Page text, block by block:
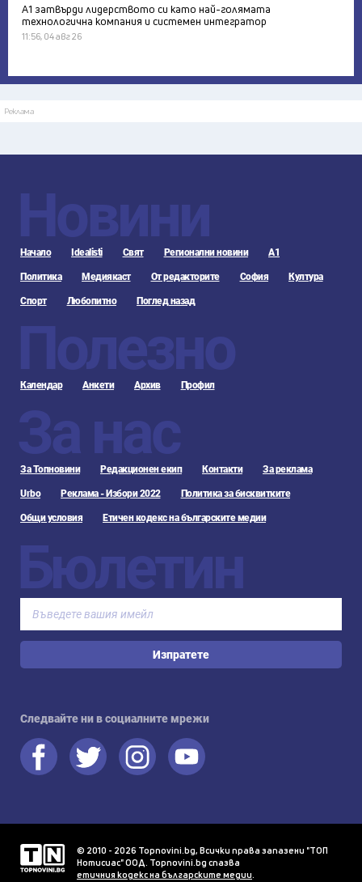
А1 затвърди лидерството си като най-голямата
технологична компания и системен интегратор
11:56, 04 авг 26
Реклама
Новини
Начало Idealisti Свят Регионални новини А1
Политика Медиякаст От редакторите София Култура
Спорт Любопитно Поглед назад
Полезно
Календар Анкети Архив Профил
За нас
За Топновини Редакционен екип Контакти За реклама
Urbo Реклама - Избори 2022 Политика за бисквитките
Общи условия Етичен кодекс на българските медии
Бюлетин
Изпратете
Следвайте ни в социалните мрежи
© 2010 - 2026 Topnovini.bg, Всички права запазени "ТОП
Нотисиас" ООД. Topnovini.bg спазва
етичния кодекс на българските медии